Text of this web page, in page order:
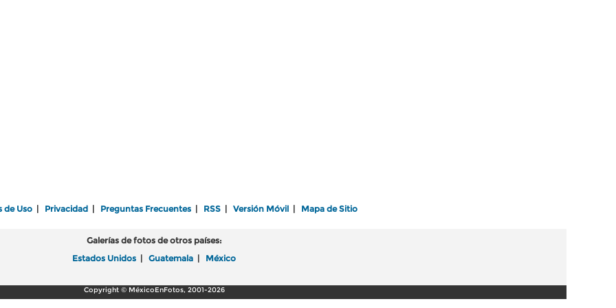
de Uso Privacidad Preguntas Frecuentes RSS Versión Móvil Mapa de Sitio
Galerías de fotos de otros países:
Estados Unidos
Guatemala México
Copyright © MéxicoEnFotos, 2001-2026